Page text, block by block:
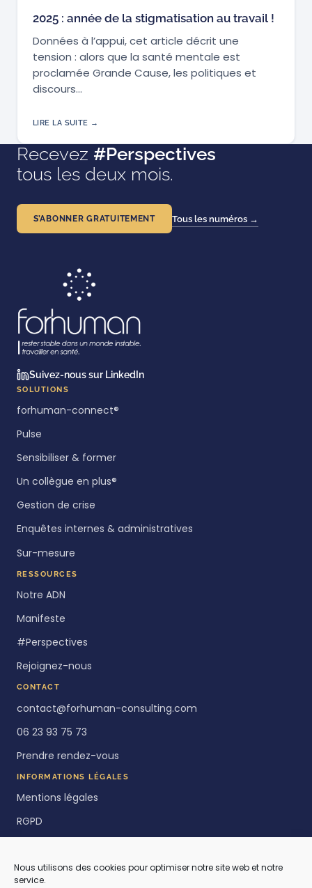
Nous utilisons des cookies pour optimiser notre site web et notre
service.
2025 : année de la stigmatisation au travail !
Données à l’appui, cet article décrit une
tension : alors que la santé mentale est
proclamée Grande Cause, les politiques et
discours…
LIRE LA SUITE →
Recevez #Perspectives
tous les deux mois.
S’ABONNER GRATUITEMENT Tous les numéros →
Suivez-nous sur LinkedIn
SOLUTIONS
forhuman-connect®
Pulse
Sensibiliser & former
Un collègue en plus®
Gestion de crise
Enquêtes internes & administratives
Sur-mesure
RESSOURCES
Notre ADN
Manifeste
#Perspectives
Rejoignez-nous
CONTACT
contact@forhuman-consulting.com
06 23 93 75 73
Prendre rendez-vous
INFORMATIONS LÉGALES
Mentions légales
RGPD